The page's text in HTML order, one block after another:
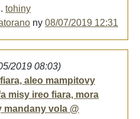
tohiny
ny 08/07/2019 12:31
2019 08:03)
aleo mampitovy
misy ireo fiara, mora
mandany vola @